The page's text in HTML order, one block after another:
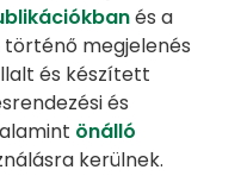
és a
megjelenés
és készített
és
önálló
kerülnek.